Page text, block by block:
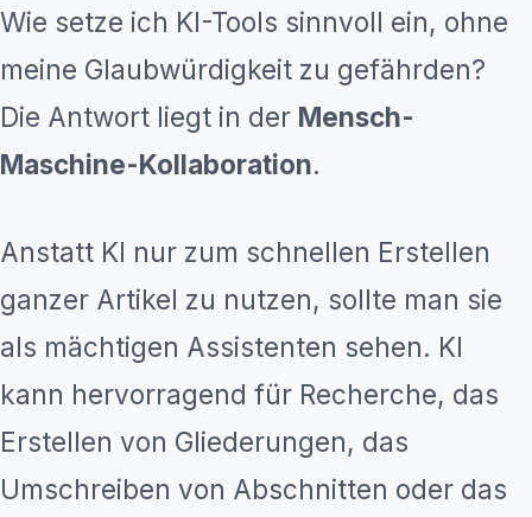
Wie setze ich KI-Tools sinnvoll ein, ohne
meine Glaubwürdigkeit zu gefährden?
Die Antwort liegt in der Mensch-
Maschine-Kollaboration.
Anstatt KI nur zum schnellen Erstellen
ganzer Artikel zu nutzen, sollte man sie
als mächtigen Assistenten sehen. KI
kann hervorragend für Recherche, das
Erstellen von Gliederungen, das
Umschreiben von Abschnitten oder das